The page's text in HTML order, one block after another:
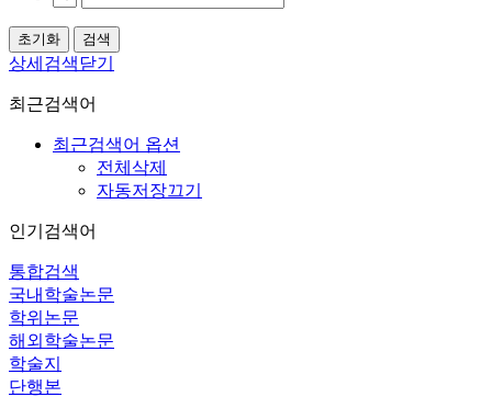
상세검색닫기
최근검색어
최근검색어 옵션
전체삭제
자동저장끄기
인기검색어
통합검색
국내학술논문
학위논문
해외학술논문
학술지
단행본